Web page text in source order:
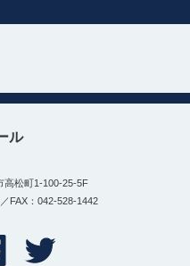
ル
高松町1-100-25-5F
FAX：042-528-1442